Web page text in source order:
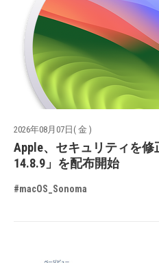
2026年08月07日( 金 )
Apple、セキュリティを修
14.8.9」を配布開始
#macOS_Sonoma